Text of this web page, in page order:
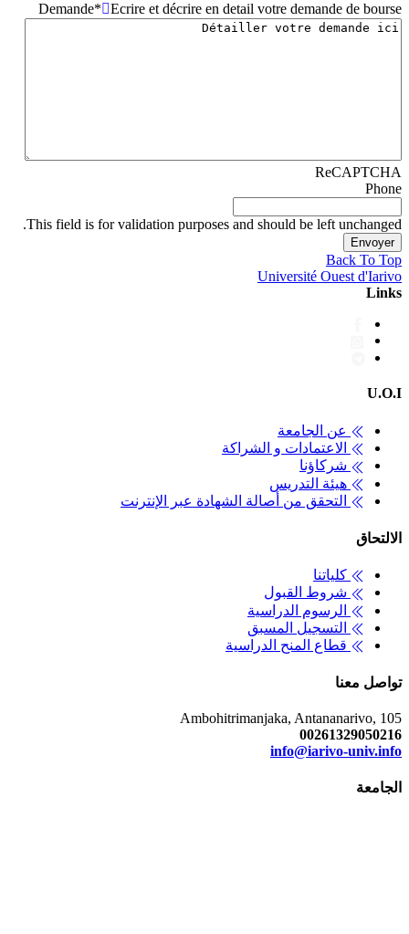
Demande* Ecrire et décrire en detail votre demande de bourse
ReCAPTCHA
Phone
This field is for validation purposes and should be left unchanged.
Back To Top
Université Ouest d'Iarivo
Links
U.O.I
عن الجامعة
الاعتمادات و الشراكة
شركاؤنا
هيئة التدريس
التحقق من أصالة الشهادة عبر الإنترنت
الالتحاق
كلياتنا
شروط القبول
الرسوم الدراسية
التسجيل المسبق
قطاع المنح الدراسية
تواصل معنا
Ambohitrimanjaka, Antananarivo, 105
00261329050216
info@iarivo-univ.info
الجامعة